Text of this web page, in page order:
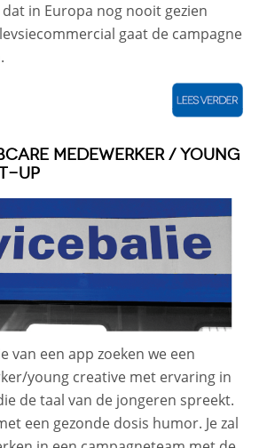
in Europa nog nooit gezien
gaat de campagne
MEDEWERKER / YOUNG
UP
van een app zoeken we een
young creative met ervaring in
de taal van de jongeren spreekt.
een gezonde dosis humor. Je zal